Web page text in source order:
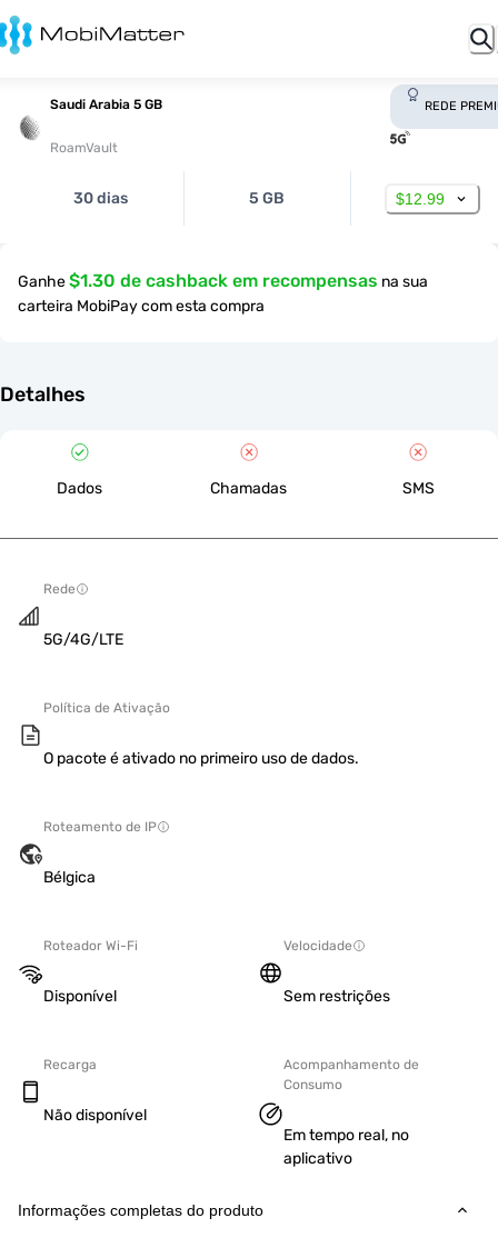
Saudi Arabia 5 GB
RoamVault
REDE
30 dias 5 GB $12.99
Ganhe$1.30 de cashback em recompensas na sua
carteira MobiPay com esta compra
Detalhes
Dados Chamadas SMS
Rede
5G/4G/LTE
Política de Ativação
O pacote é ativado no primeiro uso de dados.
Roteamento de IP
Bélgica
Roteador Wi-Fi
Disponível
Velocidade
Sem restrições
Recarga
Não disponível
Acompanhamento de
Consumo
Em tempo real, no
aplicativo
Informações completas do produto